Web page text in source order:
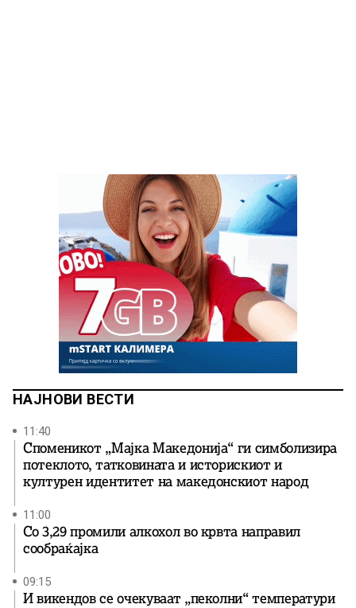
НАЈНОВИ ВЕСТИ
11:40
Споменикот „Мајка Македонија“ ги симболизира
потеклото, татковината и историскиот и
културен идентитет на македонскиот народ
11:00
Со 3,29 промили алкохол во крвта направил
сообраќајка
09:15
И викендов се очекуваат „пеколни“ температури